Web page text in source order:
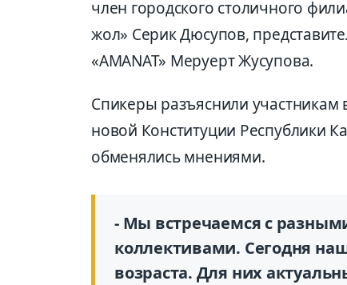
член городского столичного
жол» Серик Дюсупов,
«AMANAT» Меруерт Жусупова.
Спикеры разъяснили
новой Конституции Республики
обменялись мнениями.
- Мы встречаемся с
коллективами. Сегодня
возраста. Для них